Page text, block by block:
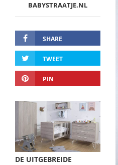
BABYSTRAATJE.NL
SHARE
TWEET
PIN
DE UITGEBREIDE